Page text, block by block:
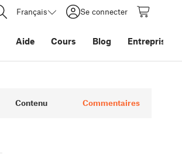
Français Se connecter
Aide Cours Blog Entreprise
Contenu Commentaires